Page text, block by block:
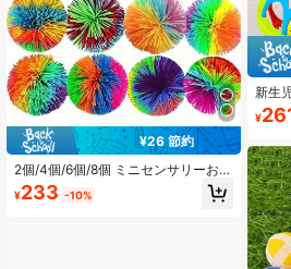
¥26 節約
2個/4個/6個/8個 ミニセンサリーおも
ちゃセット - ボール、ストレッチボ
ール、レインボーベルベットボー
¥233 -10%
新生
ッ
け、
¥